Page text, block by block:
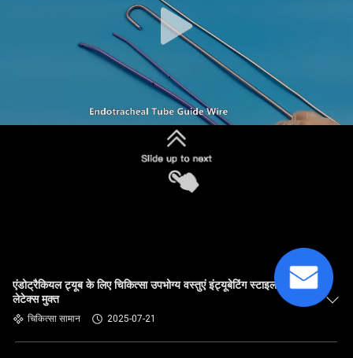
एंडोट्रैकियल ट्यूब के लिए चिकित्सा उपभोग्य वस्तुएं इंट्यूबेटिंग स्टाइलट
लेटेक्स मुक्त
चिकित्सा सामान 2025-07-21